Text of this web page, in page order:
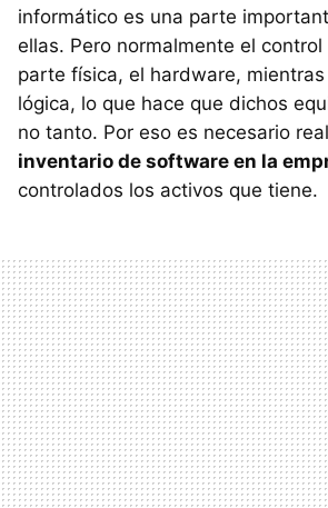
informático es una parte
ellas. Pero normalmente el control
parte física, el hardware,
lógica, lo que hace que dichos
no tanto. Por eso es necesario
inventario de software en la
controlados los activos que tiene.